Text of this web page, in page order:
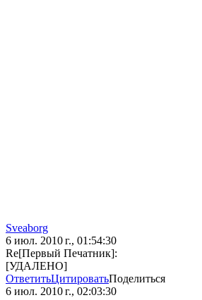
Sveaborg
6 июл. 2010 г., 01:54:30
Re[Первый Печатник]:
[УДАЛЕНО]
ОтветитьЦитироватьПоделиться
6 июл. 2010 г., 02:03:30